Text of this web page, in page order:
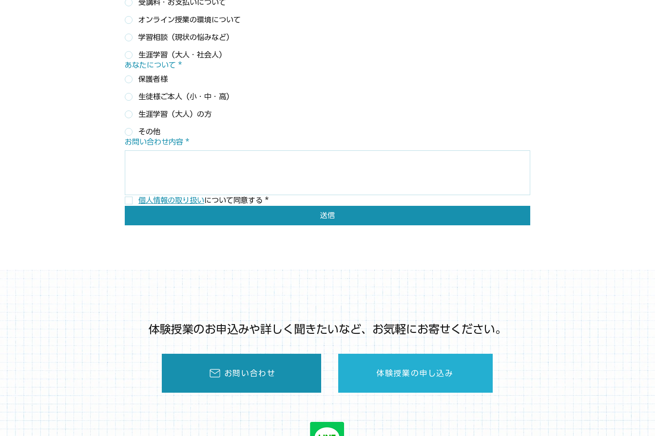
受講料・お支払いについて
オンライン授業の環境について
学習相談（現状の悩みなど）
生涯学習（大人・社会人）
あなたについて *
保護者様
生徒様ご本人（小・中・高）
生涯学習（大人）の方
その他
お問い合わせ内容 *
個人情報の取り扱いについて同意する *
送信
体験授業のお申込みや詳しく聞きたいなど、お気軽にお寄せください。
お問い合わせ 体験授業の申し込み